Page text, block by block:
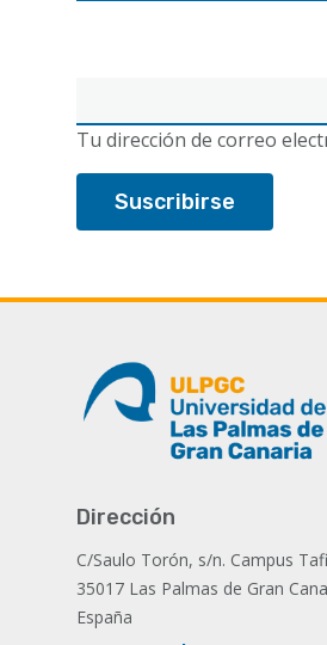
electrónico
Tu dirección de correo
Dirección
C/Saulo Torón, s/n. Campus
35017 Las Palmas de Gran
España